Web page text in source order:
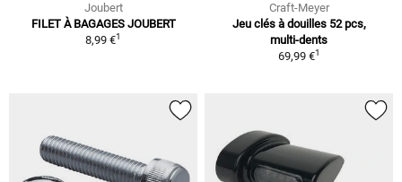
Joubert
FILET À BAGAGES JOUBERT
8,99 €1
Craft-Meyer
Jeu clés à douilles 52 pcs,
multi-dents
69,99 €1